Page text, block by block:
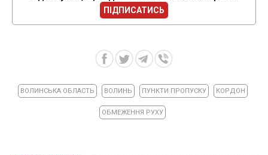
ПІДПИСАТИСЬ
ВОЛИНСЬКА ОБЛАСТЬ ВОЛИНЬ ПУНКТИ ПРОПУСКУ КОРДОН
ОБМЕЖЕННЯ РУХУ